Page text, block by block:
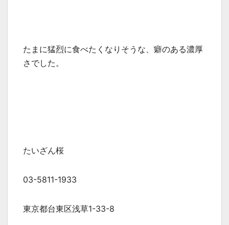
たまに猛烈に食べたくなりそうな、癖のある濃厚
さでした。
たいざん桜
03-5811-1933
東京都台東区浅草1-33-8